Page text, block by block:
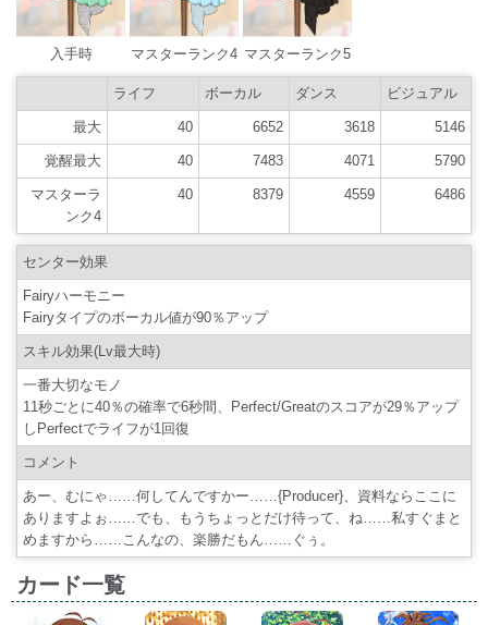
入手時 マスターランク4 マスターランク5
ライフ ボーカル ダンス ビジュアル
最大 40 6652 3618 5146
覚醒最大 40 7483 4071 5790
マスターラ
ンク4
40 8379 4559 6486
センター効果
Fairyハーモニー
Fairyタイプのボーカル値が90％アップ
スキル効果(Lv最大時)
一番大切なモノ
11秒ごとに40％の確率で6秒間、Perfect/Greatのスコアが29％アップ
しPerfectでライフが1回復
コメント
あー、むにゃ……何してんですかー……{Producer}、資料ならここに
ありますよぉ……でも、もうちょっとだけ待って、ね……私すぐまと
めますから……こんなの、楽勝だもん……ぐぅ。
カード一覧